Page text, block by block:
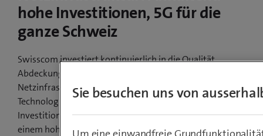
hohe Investitionen, 5G für die
ganze Schweiz
Swisscom investiert kontinuierlich in die Qualität,
Abdeckung und Leistungsfähigkeit ihrer
Netzinfrastruktur und baut damit ihre
Technologieführerschaft aus. Die konzernweiten
Investitionen bleiben mit CHF 518 Mio. weiterhin auf
einem hohen Niveau.
Sie besuchen uns von